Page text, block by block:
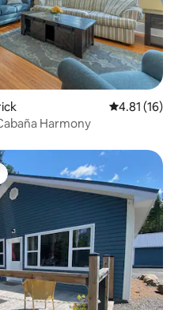
Calificación
4.81 (16)
Harmony